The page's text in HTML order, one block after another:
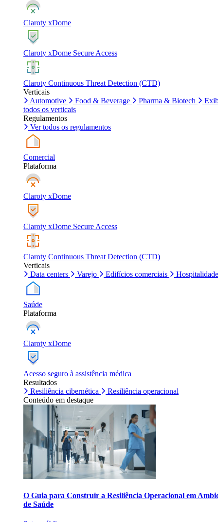
Claroty xDome
Claroty xDome Secure Access
Claroty Continuous Threat Detection (CTD)
Verticais
Automotive
Food & Beverage Pharma & Biotech
todos os verticais
Regulamentos
Ver todos os regulamentos
Comercial
Plataforma
Claroty xDome
Claroty xDome Secure Access
Claroty Continuous Threat Detection (CTD)
Verticais
Data centers
Varejo Edifícios comerciais Hospitalidade
Saúde
Plataforma
Claroty xDome
Acesso seguro à assistência médica
Resultados
Resiliência cibernética
Resiliência operacional
Conteúdo em destaque
O Guia para Construir a Resiliência Operacional em
de Saúde